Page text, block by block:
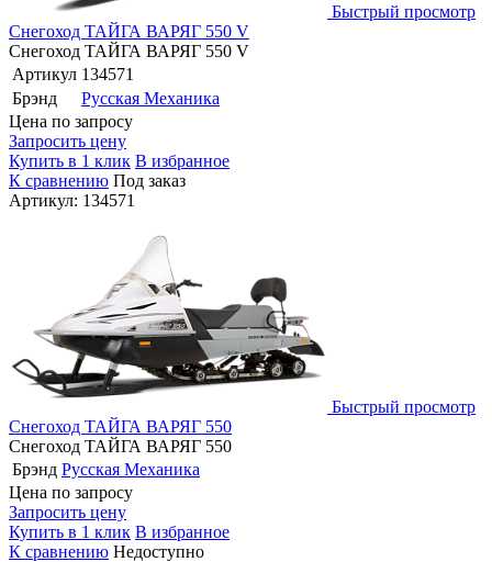
Быстрый просмотр
Снегоход ТАЙГА ВАРЯГ 550 V
Снегоход ТАЙГА ВАРЯГ 550 V
Артикул 134571
Брэнд
Русская Механика
Цена по запросу
Запросить цену
Купить в 1 клик В избранное
К сравнению Под заказ
Артикул: 134571
Быстрый просмотр
Снегоход ТАЙГА ВАРЯГ 550
Снегоход ТАЙГА ВАРЯГ 550
Брэнд Русская Механика
Цена по запросу
Запросить цену
Купить в 1 клик В избранное
К сравнению Недоступно